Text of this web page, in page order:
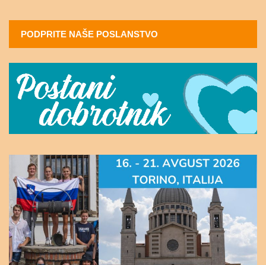
PODPRITE NAŠE POSLANSTVO